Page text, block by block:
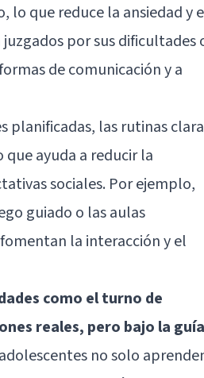
lo que reduce la ansiedad y
por sus dificultades
de comunicación y a
planificadas, las rutinas
ayuda a reducir la
sociales. Por ejemplo,
guiado o las aulas
la interacción y el
como el turno de
reales, pero bajo la guía
no solo